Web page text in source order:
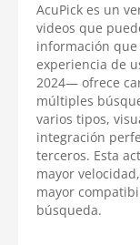
AcuPick es un
videos que
información
experiencia de
2024— ofrece
múltiples
varios tipos,
integración
terceros. Esta
mayor
mayor
búsqueda.